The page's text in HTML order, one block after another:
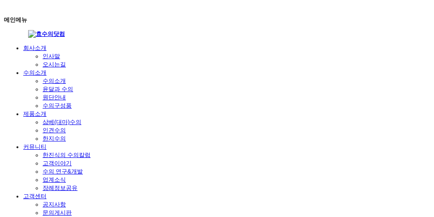
메인메뉴
회사소개
인사말
오시는길
수의소개
수의소개
윤달과 수의
원단안내
수의구성품
제품소개
삼베(대마)수의
인견수의
한지수의
커뮤니티
한진식의 수의칼럼
고객이야기
수의 연구&개발
업계소식
장례정보공유
고객센터
공지사항
문의게시판